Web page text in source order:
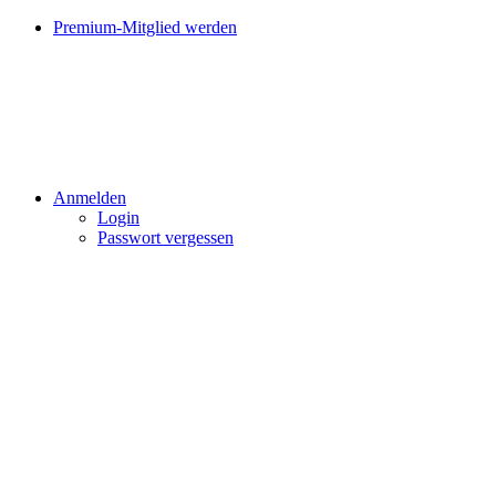
Premium-Mitglied werden
Anmelden
Login
Passwort vergessen